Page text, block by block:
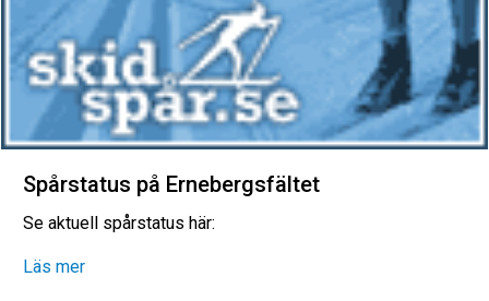
Spårstatus på Ernebergsfältet
Se aktuell spårstatus här:
Läs mer